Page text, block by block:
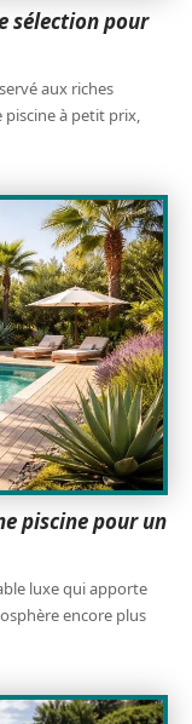
sélection pour
aux riches
à petit prix,
piscine pour un
luxe qui apporte
encore plus